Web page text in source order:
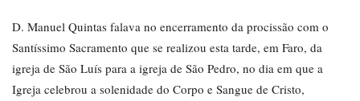
D. Manuel Quintas falava no encerramento da procissão com o
Santíssimo Sacramento que se realizou esta tarde, em Faro, da
igreja de São Luís para a igreja de São Pedro, no dia em que a
Igreja celebrou a solenidade do Corpo e Sangue de Cristo,